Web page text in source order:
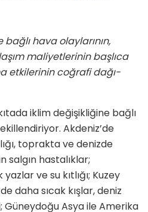
bağlı hava olaylarının,
maliyetlerinin başlıca
etkilerinin coğrafi dağı­
iklim değişikliğine bağlı
Akdeniz’de
toprakta ve denizde
salgın hastalıklar;
ve su kıtlığı; Kuzey
daha sıcak kışlar, deniz
Güneydoğu Asya ile Amerika